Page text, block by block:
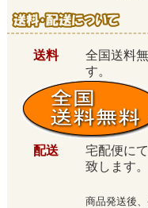
送料
全国送料
す。
配送
宅配便に
致します。
商品発送後